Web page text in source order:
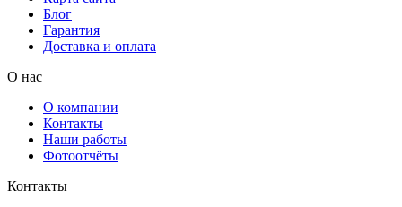
Блог
Гарантия
Доставка и оплата
О нас
О компании
Контакты
Наши работы
Фотоотчёты
Контакты